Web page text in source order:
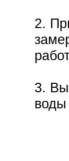
2.
3. Вы
воды